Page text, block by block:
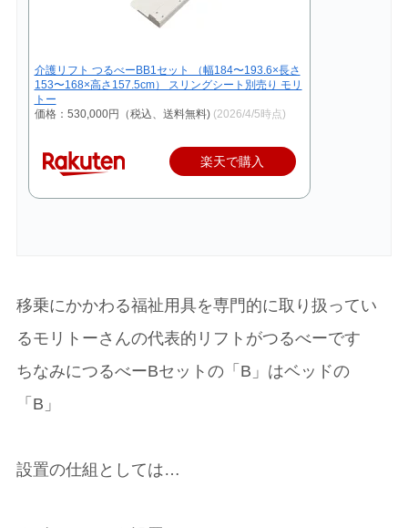
介護リフト つるべーBB1セット （幅184〜193.6×長さ
153〜168×高さ157.5cm） スリングシート別売り モリ
トー
価格：530,000円（税込、送料無料) (2026/4/5時点)
楽天で購入
移乗にかかわる福祉用具を専門的に取り扱ってい
るモリトーさんの代表的リフトがつるべーです
ちなみにつるべーBセットの「B」はベッドの
「B」
設置の仕組としては…